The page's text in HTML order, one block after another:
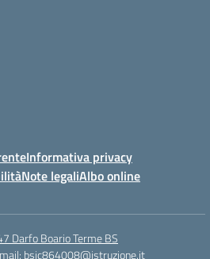
Informativa privacy
Note legaliAlbo online
Darfo Boario Terme BS
bsic864008@istruzione.it